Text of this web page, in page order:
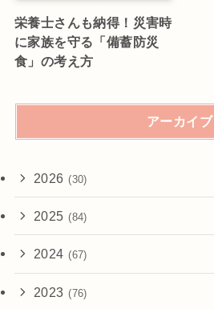
栄養士さんも納得！災害時
に家族を守る「備蓄防災
食」の考え方
アーカイブ
2026 (30)
2025 (84)
2024 (67)
2023 (76)